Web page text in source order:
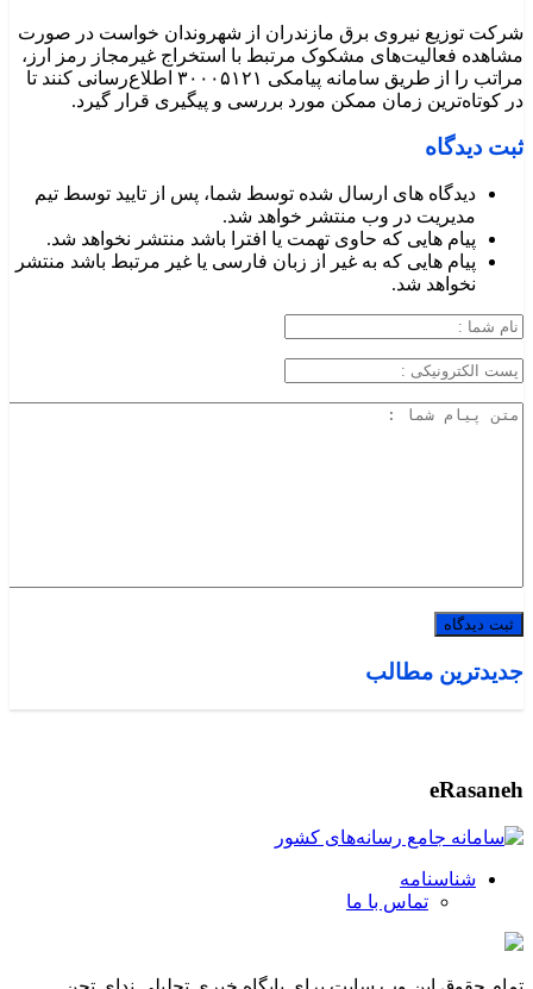
شرکت توزیع نیروی برق مازندران از شهروندان خواست در صورت
مشاهده فعالیت‌های مشکوک مرتبط با استخراج غیرمجاز رمز ارز،
مراتب را از طریق سامانه پیامکی ۳۰۰۰۵۱۲۱ اطلاع‌رسانی کنند تا
در کوتاه‌ترین زمان ممکن مورد بررسی و پیگیری قرار گیرد.
ثبت دیدگاه
دیدگاه های ارسال شده توسط شما، پس از تایید توسط تیم
مدیریت در وب منتشر خواهد شد.
پیام هایی که حاوی تهمت یا افترا باشد منتشر نخواهد شد.
پیام هایی که به غیر از زبان فارسی یا غیر مرتبط باشد منتشر
نخواهد شد.
جدیدترین مطالب
eRasaneh
شناسنامه
تماس با ما